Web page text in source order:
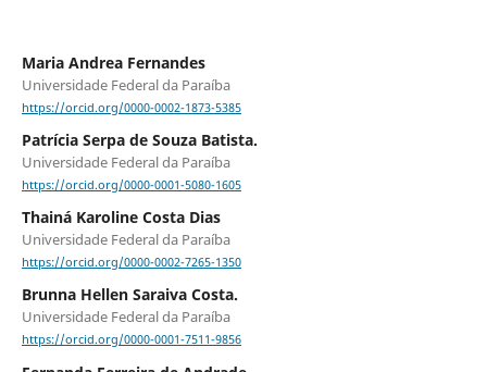
Maria Andrea Fernandes
Universidade Federal da Paraíba
https://orcid.org/0000-0002-1873-5385
Patrícia Serpa de Souza Batista.
Universidade Federal da Paraíba
https://orcid.org/0000-0001-5080-1605
Thainá Karoline Costa Dias
Universidade Federal da Paraíba
https://orcid.org/0000-0002-7265-1350
Brunna Hellen Saraiva Costa.
Universidade Federal da Paraíba
https://orcid.org/0000-0001-7511-9856